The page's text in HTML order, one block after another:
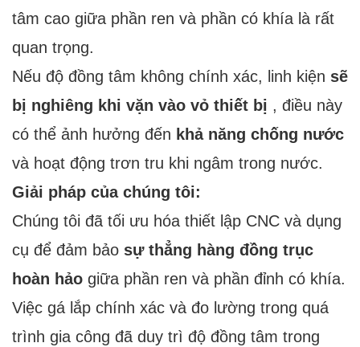
tâm cao giữa phần ren và phần có khía là rất
quan trọng.
Nếu độ đồng tâm không chính xác, linh kiện sẽ
bị nghiêng khi vặn vào vỏ thiết bị , điều này
có thể ảnh hưởng đến khả năng chống nước
và hoạt động trơn tru khi ngâm trong nước.
Giải pháp của chúng tôi:
Chúng tôi đã tối ưu hóa thiết lập CNC và dụng
cụ để đảm bảo sự thẳng hàng đồng trục
hoàn hảo giữa phần ren và phần đỉnh có khía.
Việc gá lắp chính xác và đo lường trong quá
trình gia công đã duy trì độ đồng tâm trong